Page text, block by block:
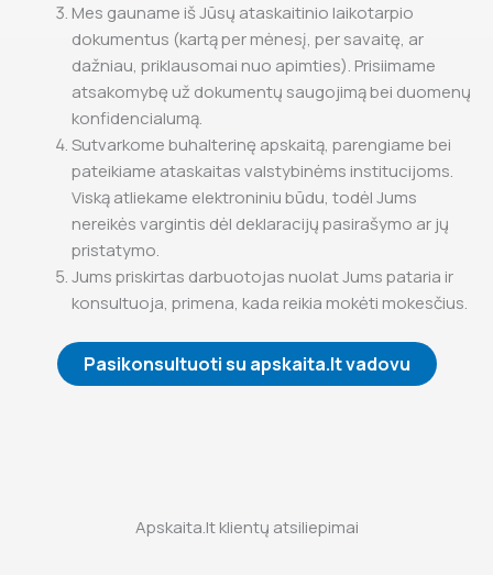
Mes gauname iš Jūsų ataskaitinio laikotarpio
dokumentus (kartą per mėnesį, per savaitę, ar
dažniau, priklausomai nuo apimties). Prisiimame
atsakomybę už dokumentų saugojimą bei duomenų
konfidencialumą.
Sutvarkome buhalterinę apskaitą, parengiame bei
pateikiame ataskaitas valstybinėms institucijoms.
Viską atliekame elektroniniu būdu, todėl Jums
nereikės vargintis dėl deklaracijų pasirašymo ar jų
pristatymo.
Jums priskirtas darbuotojas nuolat Jums pataria ir
konsultuoja, primena, kada reikia mokėti mokesčius.
Pasikonsultuoti su apskaita.lt vadovu
Apskaita.lt klientų atsiliepimai